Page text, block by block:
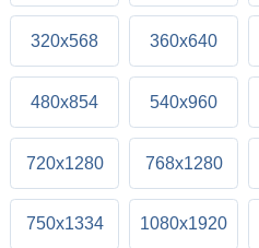
320x568 360x640
480x854 540x960
720x1280 768x1280
750x1334 1080x1920